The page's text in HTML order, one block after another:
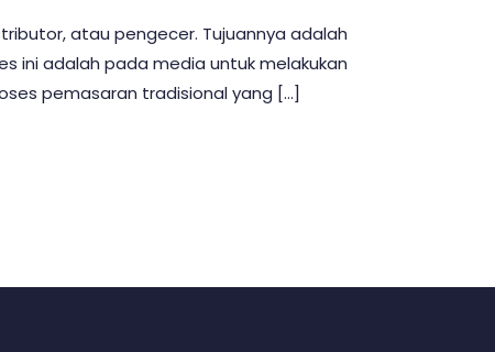
atau pengecer. Tujuannya adalah
ini adalah pada media untuk melakukan
pemasaran tradisional yang […]